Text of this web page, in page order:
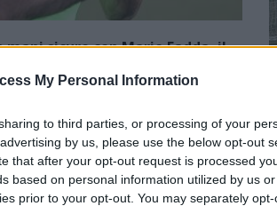
My Personal Information
to third parties, or processing of your
by us, please use the below opt-out
that after your opt-out request is processed
based on personal information utilized by us
prior to your opt-out. You may separately
mani sicure con Mario Fadda, il
tesseramenti dei calciatori a partire dall'1
la stagione 2026-27 e per le
girone B arrivano anche le chiusure